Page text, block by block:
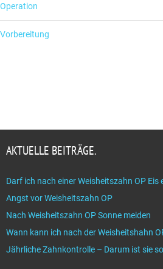
Operation
Vorbereitung
AKTUELLE BEITRÄGE.
Darf ich nach einer Weisheitszahn OP Eis
Angst vor Weisheitszahn OP
Nach Weisheitszahn OP Sonne meiden
Wann kann ich nach der Weisheitshahn
Jährliche Zahnkontrolle – Darum ist sie